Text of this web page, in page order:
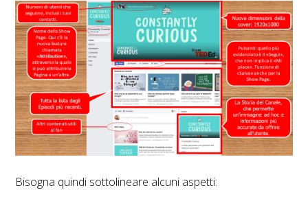
Bisogna quindi sottolineare alcuni aspetti: